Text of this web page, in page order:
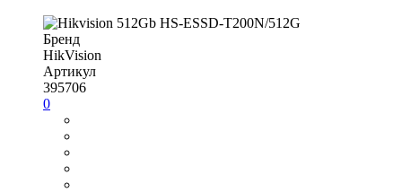
Бренд
HikVision
Артикул
395706
0